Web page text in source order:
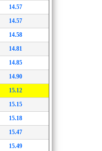
14.57
14.57
14.58
14.81
14.85
14.90
15.12
15.15
15.18
15.47
15.49